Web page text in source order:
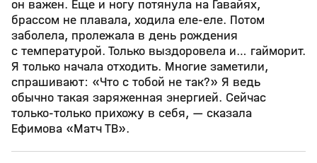
он важен. Еще и ногу потянула на Гавайях,
брассом не плавала, ходила еле‑еле. Потом
заболела, пролежала в день рождения
с температурой. Только выздоровела и… гайморит.
Я только начала отходить. Многие заметили,
спрашивают: «Что с тобой не так?» Я ведь
обычно такая заряженная энергией. Сейчас
только‑только прихожу в себя, — сказала
Ефимова «Матч ТВ».